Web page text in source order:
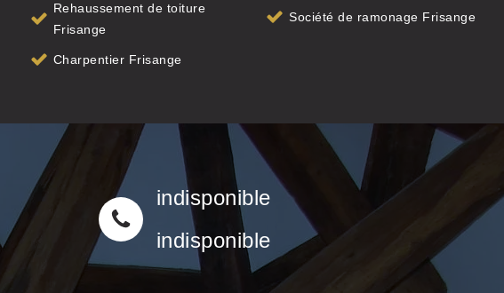
Rehaussement de toiture
Frisange
Charpentier Frisange
Société de ramonage Frisange
indisponible
indisponible